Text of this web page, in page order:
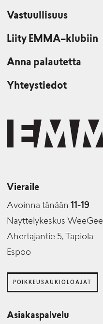
Vastuullisuus
Liity EMMA–klubiin
Anna palautetta
Yhteystiedot
Vieraile
Avoinna tänään 11-19
Näyttelykeskus WeeGee
Ahertajantie 5, Tapiola
Espoo
POIKKEUSAUKIOLOAJAT
Asiakaspalvelu